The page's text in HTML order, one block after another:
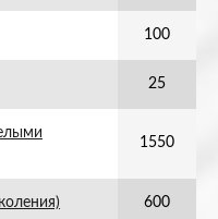
100
25
1550
600